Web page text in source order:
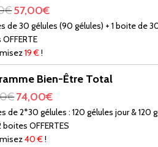
€57,00€
de 30 gélules (90 gélules) + 1 boite de
19 € !
Bien-Être Total
€74,00€
de 2*30 gélules : 120 gélules jour & 120
boites OFFERTES
40 € !